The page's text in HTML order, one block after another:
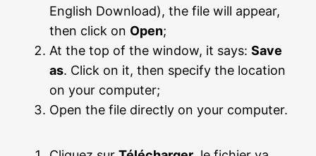
English Download), the file will appear,
then click on Open;
At the top of the window, it says:Save
as. Click on it, then specify the location
on your computer;
Open the file directly on your computer.